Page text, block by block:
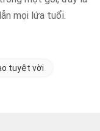
mọi lứa tuổi.
tuyệt vời